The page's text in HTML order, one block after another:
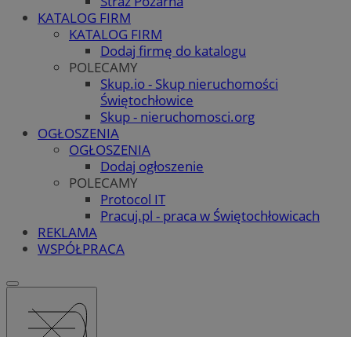
KATALOG FIRM
KATALOG FIRM
Dodaj firmę do katalogu
POLECAMY
Skup.io - Skup nieruchomości
Świętochłowice
Skup - nieruchomosci.org
OGŁOSZENIA
OGŁOSZENIA
Dodaj ogłoszenie
POLECAMY
Protocol IT
Pracuj.pl - praca w Świętochłowicach
REKLAMA
WSPÓŁPRACA